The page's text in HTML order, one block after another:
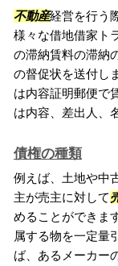
不動産経営を行う
様々な借地借家ト
の滞納賃料の滞納
の督促状を送付し
は内容証明郵便で
は内容、差出人、
債権の種類
例えば、土地や中
主が売主に対して
めることができま
属する物を一定量
ば、あるメーカー